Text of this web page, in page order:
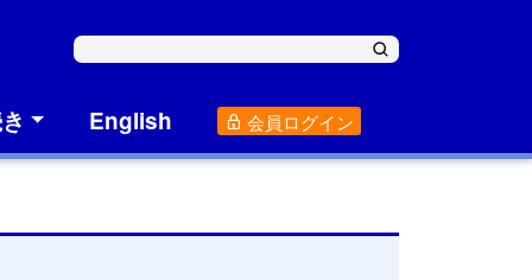
English 会員ログイン